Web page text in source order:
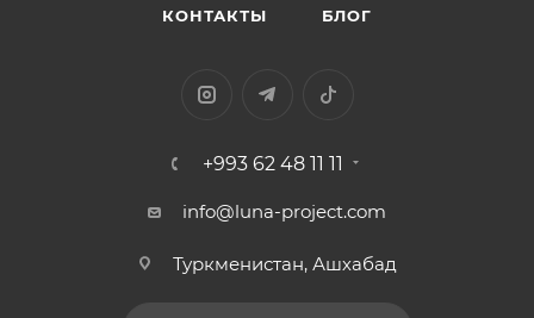
КОНТАКТЫ БЛОГ
+993 62 48 11 11
info@luna-project.com
Туркменистан, Ашхабад